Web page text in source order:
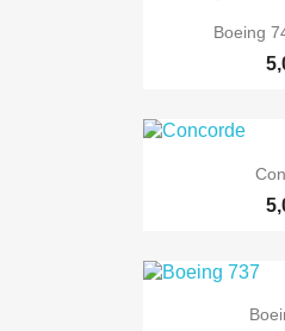

Boeing